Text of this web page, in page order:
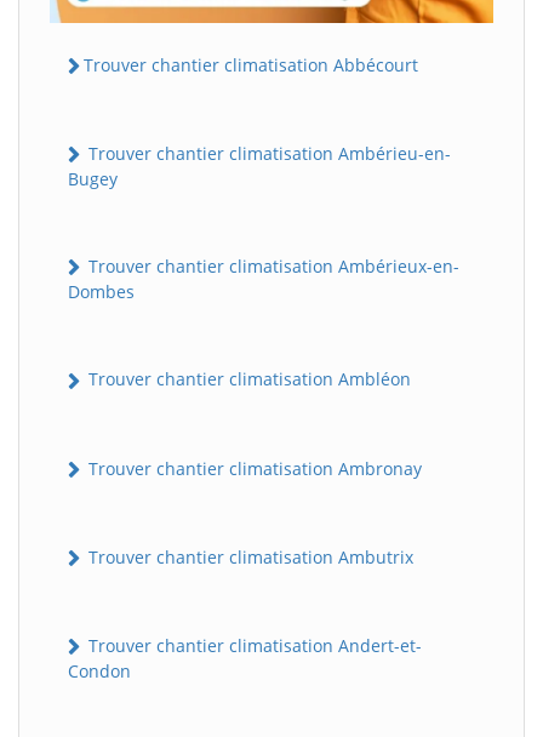
Trouver chantier climatisation Abbécourt
Trouver chantier climatisation Ambérieu-en-
Bugey
Trouver chantier climatisation Ambérieux-en-
Dombes
Trouver chantier climatisation Ambléon
Trouver chantier climatisation Ambronay
Trouver chantier climatisation Ambutrix
Trouver chantier climatisation Andert-et-
Condon